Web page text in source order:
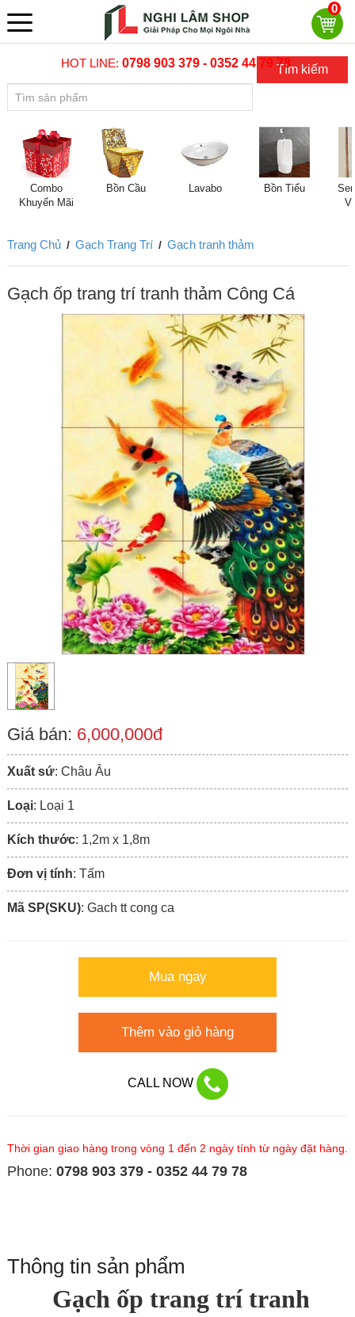
0
HOT LINE:0798 903 379 - 0352 44 79 78Tìm kiếm
Combo
Khuyến Mãi
Bồn Cầu Lavabo Bồn Tiểu
Trang Chủ / Gạch Trang Trí / Gạch tranh thảm
Gạch ốp trang trí tranh thảm Công Cá
Giá bán: 6,000,000đ
Xuất sứ: Châu Âu
Loại: Loại 1
Kích thước: 1,2m x 1,8m
Đơn vị tính: Tấm
Mã SP(SKU): Gach tt cong ca
Mua ngay
Thêm vào giỏ hàng
CALL NOW
Thời gian giao hàng trong vòng 1 đến 2 ngày tính từ ngày đặt hàng.
Phone: 0798 903 379 - 0352 44 79 78
Thông tin sản phẩm
Gạch ốp trang trí tranh